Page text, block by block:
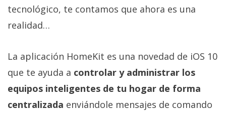
tecnológico, te contamos que ahora es una
realidad…
La aplicación HomeKit es una novedad de iOS 10
que te ayuda a controlar y administrar los
equipos inteligentes de tu hogar de forma
centralizada enviándole mensajes de comando